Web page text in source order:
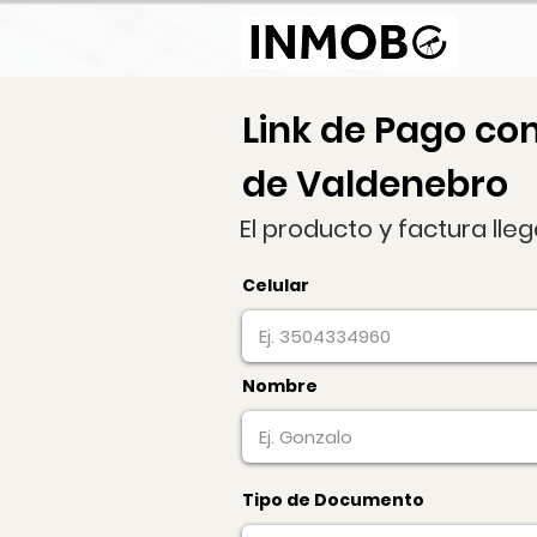
Link de Pago
de Valdenebro
El producto y factura
Celular
Nombre
Tipo de Documento